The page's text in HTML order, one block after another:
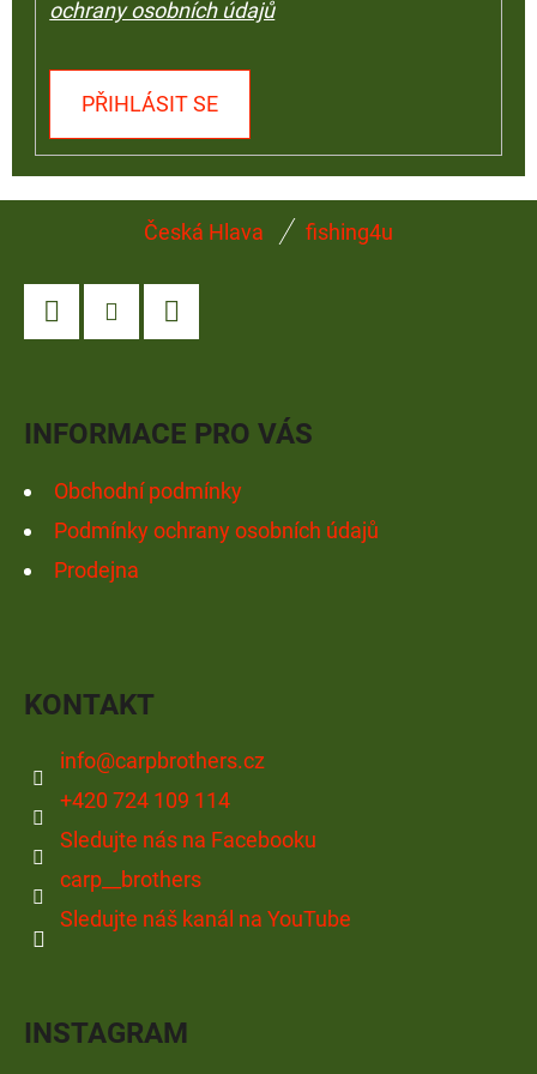
ochrany osobních údajů
PŘIHLÁSIT SE
Česká Hlava fishing4u
INFORMACE PRO VÁS
Obchodní podmínky
Podmínky ochrany osobních údajů
Prodejna
KONTAKT
info@carpbrothers.cz
+420 724 109 114
Sledujte nás na Facebooku
carp__brothers
Sledujte náš kanál na YouTube
INSTAGRAM